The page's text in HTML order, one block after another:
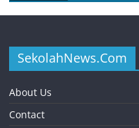
SekolahNews.Com
About Us
Contact